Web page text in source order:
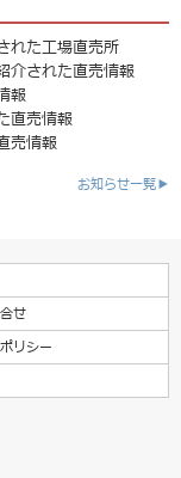
れた工場直売所
介された直売情報
報
直売情報
売情報
お知らせ一覧▶
せ
リシー